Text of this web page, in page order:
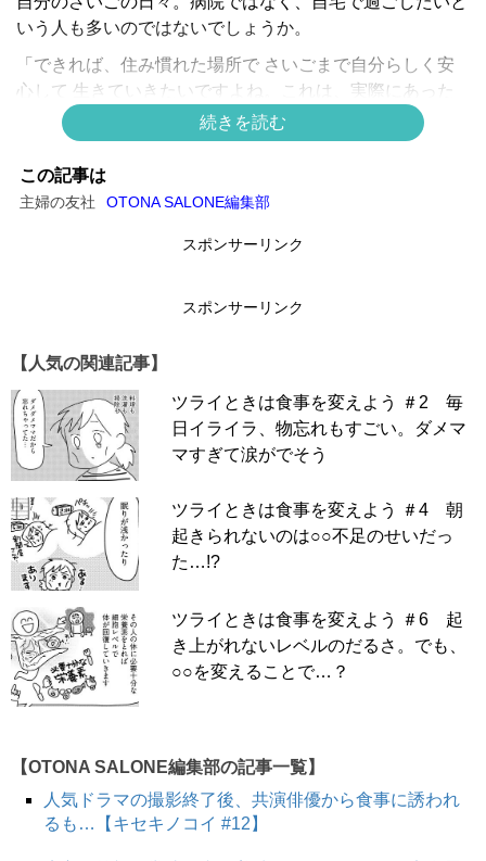
いう人も多いのではないでしょうか。
「できれば、住み慣れた場所で さいごまで自分らしく安
心して 生きていきたいですよね。これは、実際にあった
私の患者さんのお話です」在宅医療専門クリニックを立ち
上げて２０年の“たんぽぽ先生”が実際にかかわった患者さ
んのお話を、ミューズワーク(ねこまき)さんのマンガで贈
ります。
続きを読む
この記事は
主婦の友社 OTONA SALONE編集部
スポンサーリンク
スポンサーリンク
【人気の関連記事】
ツライときは食事を変えよう ＃2 毎
日イライラ、物忘れもすごい。ダメマ
マすぎて涙がでそう
ツライときは食事を変えよう ＃4 朝
起きられないのは○○不足のせいだっ
た…!?
ツライときは食事を変えよう ＃6 起
き上がれないレベルのだるさ。でも、
○○を変えることで…？
【OTONA SALONE編集部の記事一覧】
人気ドラマの撮影終了後、共演俳優から食事に誘われ
るも…【キセキノコイ #12】